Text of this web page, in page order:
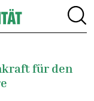
für den